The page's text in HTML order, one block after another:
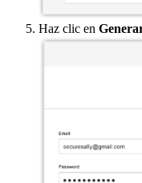
Haz clic en